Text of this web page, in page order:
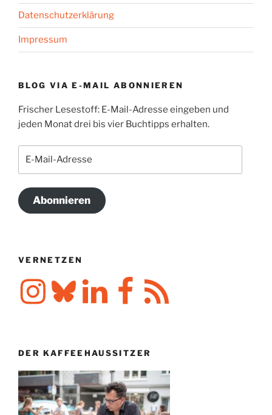
Datenschutzerklärung
Impressum
BLOG VIA E-MAIL ABONNIEREN
Frischer Lesestoff: E-Mail-Adresse eingeben und
jeden Monat drei bis vier Buchtipps erhalten.
Abonnieren
VERNETZEN
InstagramBlueskyLinkedIn FacebookRSS-
Feed
DER KAFFEEHAUSSITZER